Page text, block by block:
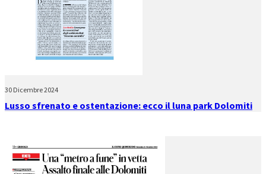
30 Dicembre 2024
Lusso sfrenato e ostentazione: ecco il luna park Dolomiti